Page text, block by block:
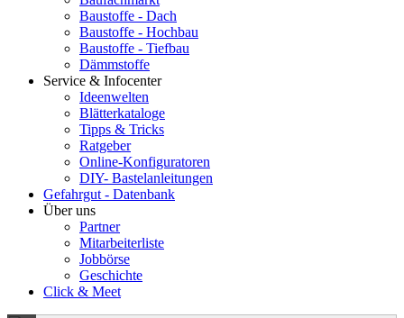
Baustoffe - Dach
Baustoffe - Hochbau
Baustoffe - Tiefbau
Dämmstoffe
Service & Infocenter
Ideenwelten
Blätterkataloge
Tipps & Tricks
Ratgeber
Online-Konfiguratoren
DIY- Bastelanleitungen
Gefahrgut - Datenbank
Über uns
Partner
Mitarbeiterliste
Jobbörse
Geschichte
Click & Meet